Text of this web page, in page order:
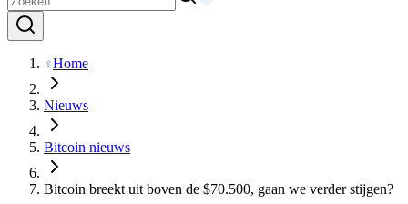
Home
Nieuws
Bitcoin nieuws
Bitcoin breekt uit boven de $70.500, gaan we verder stijgen?